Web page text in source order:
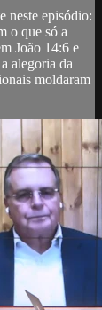
neste episódio:
o que só a
João 14:6 e
alegoria da
moldaram